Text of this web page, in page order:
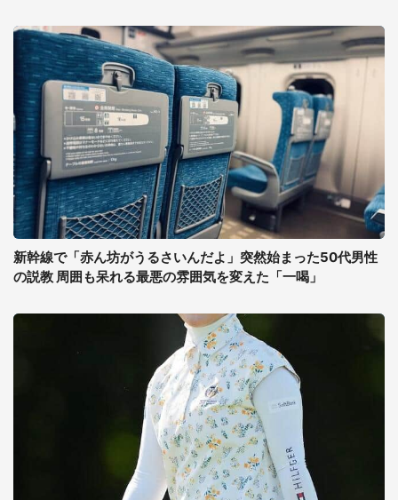
新幹線で「赤ん坊がうるさいんだよ」突然始まった50代男性
の説教 周囲も呆れる最悪の雰囲気を変えた「一喝」